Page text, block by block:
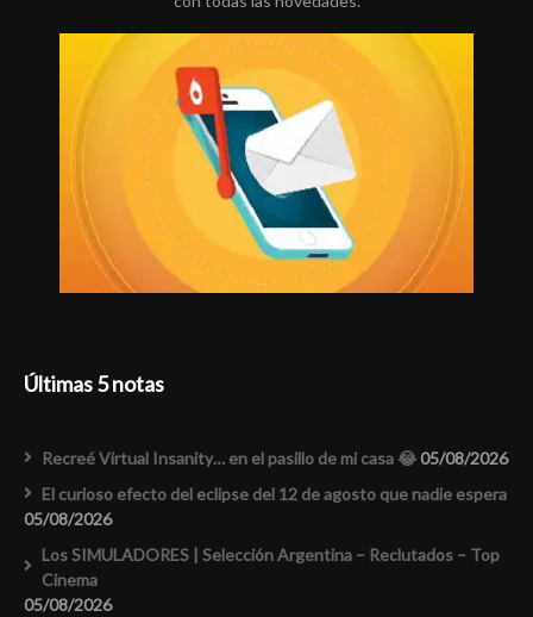
Últimas 5 notas
Recreé Virtual Insanity… en el pasillo de mi casa 😂05/08/2026
El curioso efecto del eclipse del 12 de agosto que nadie espera
05/08/2026
Los SIMULADORES | Selección Argentina – Reclutados – Top
Cinema
05/08/2026